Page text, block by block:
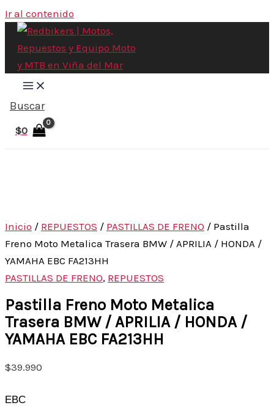
Ir al contenido
Buscar
$0
Inicio / REPUESTOS / PASTILLAS DE FRENO / Pastilla
Freno Moto Metalica Trasera BMW / APRILIA / HONDA /
YAMAHA EBC FA213HH
PASTILLAS DE FRENO, REPUESTOS
Pastilla Freno Moto Metalica
Trasera BMW / APRILIA / HONDA /
YAMAHA EBC FA213HH
$39.990
EBC